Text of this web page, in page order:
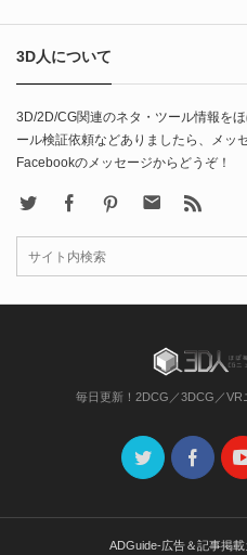
3D人について
3D/2D/CG関連のネタ・ツール情報を
ール検証依頼などありましたら、メッ
Facebookのメッセージからどうぞ！
FacebookPinterest Contact
毎日更新！2DCG／3DCG／VR
ADGuide-広告＆記事掲